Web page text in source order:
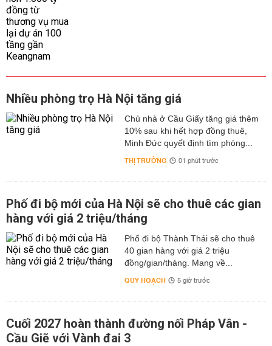
Nhiều phòng trọ Hà Nội tăng giá
Chủ nhà ở Cầu Giấy tăng giá thêm
10% sau khi hết hợp đồng thuê,
Minh Đức quyết định tìm phòng...
THỊ TRƯỜNG 01 phút trước
Phố đi bộ mới của Hà Nội sẽ cho thuê các gian
hàng với giá 2 triệu/tháng
Phố đi bộ Thành Thái sẽ cho thuê
40 gian hàng với giá 2 triệu
đồng/gian/tháng. Mang về...
QUY HOẠCH 5 giờ trước
Cuối 2027 hoàn thành đường nối Pháp Vân -
Cầu Giẽ với Vành đai 3